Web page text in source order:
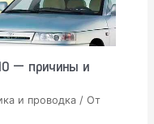
— причины и
и проводка / От